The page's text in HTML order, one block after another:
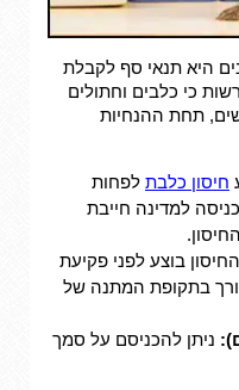
היא תנאי סף לקבלת
כי כלבים וחתולים
כלבת החל מגיל 3 חודשים, תחת ההנחיות
חיסון כלבת לפחות
למדינה חייבת
בוצע לפני פקיעת
בתקופת המתנה של
ניתן להכניסם על סמך